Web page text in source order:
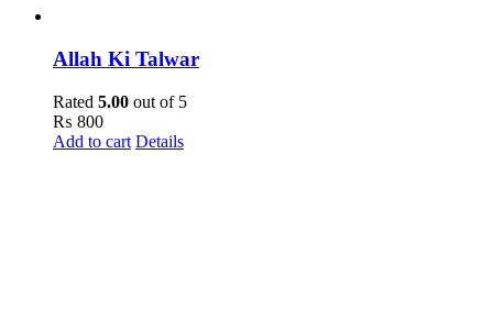
Allah Ki Talwar
Rated 5.00 out of 5
₨ 800
Add to cart Details